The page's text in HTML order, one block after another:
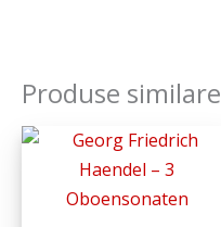
Produse similare